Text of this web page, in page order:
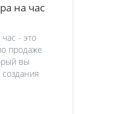
на час
- это
продаже
вы